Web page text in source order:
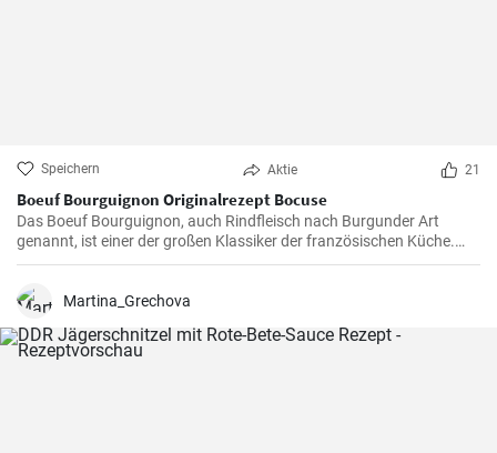
Speichern Aktie 21
Boeuf Bourguignon Originalrezept Bocuse
Das Boeuf Bourguignon, auch Rindfleisch nach Burgunder Art
genannt, ist einer der großen Klassiker der französischen Küche.
Das Rezept stammt aus dem Burgund, der Heimat des berühmten
Martina_Grechova